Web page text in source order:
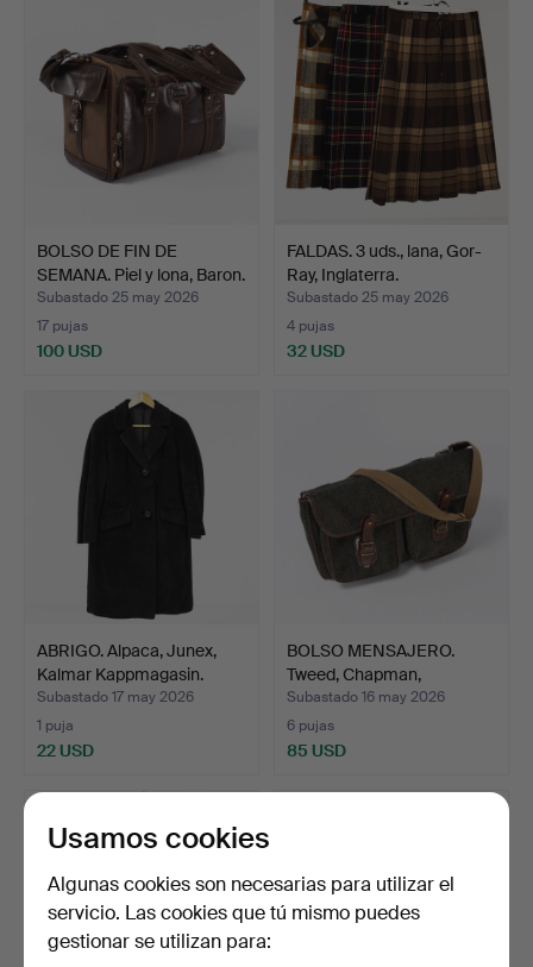
BOLSO DE FIN DE
SEMANA. Piel y lona, Baron.
Subastado 25 may 2026
17 pujas
100 USD
FALDAS. 3 uds., lana, Gor-
Ray, Inglaterra.
Subastado 25 may 2026
4 pujas
32 USD
ABRIGO. Alpaca, Junex,
Kalmar Kappmagasin.
Subastado 17 may 2026
1 puja
22 USD
BOLSO MENSAJERO.
Tweed, Chapman,
Inglaterr…
Subastado 16 may 2026
6 pujas
85 USD
Usamos cookies
Algunas cookies son necesarias para utilizar el
servicio. Las cookies que tú mismo puedes
gestionar se utilizan para: